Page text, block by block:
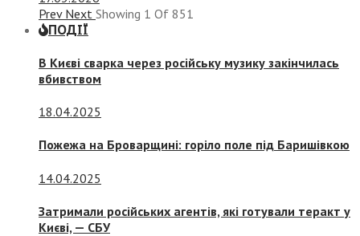
Prev Next Showing 1 Of 851
ПОДІЇ
В Києві сварка через російську музику закінчилась
вбивством
18.04.2025
Пожежа на Броварщині: горіло поле під Баришівкою
14.04.2025
Затримали російських агентів, які готували теракт у
Києві, — СБУ